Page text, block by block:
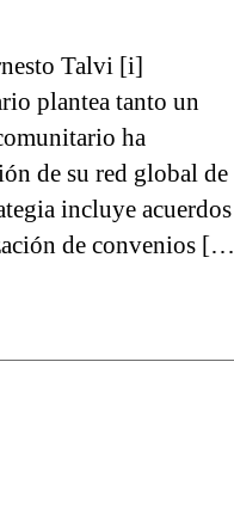
Talvi [i]
plantea tanto un
ha
de su red global de
incluye acuerdos
de convenios